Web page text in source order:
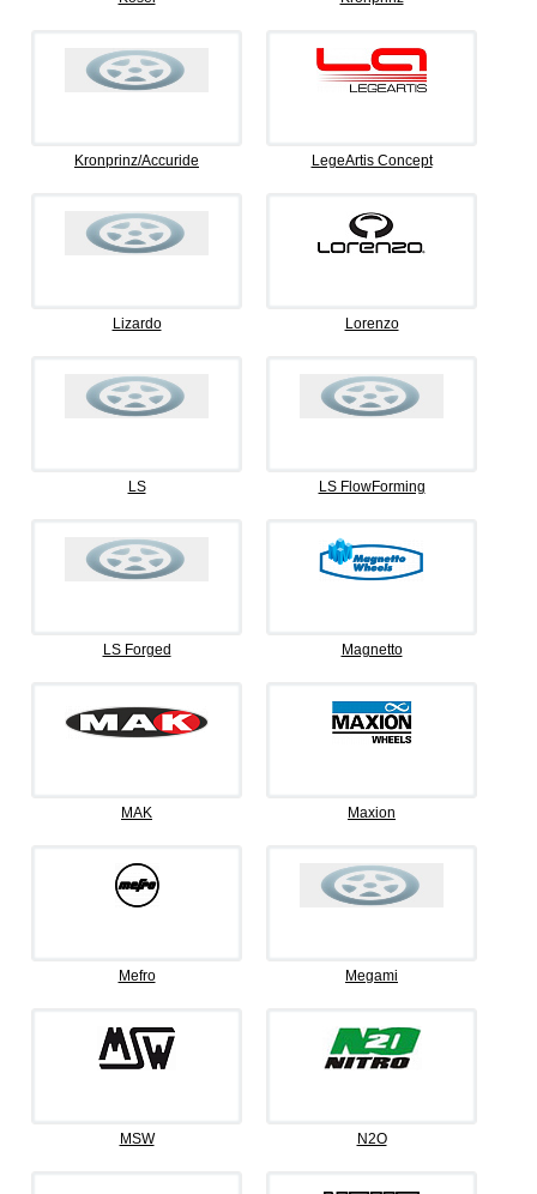
Kronprinz/Accuride LegeArtis Concept
Lizardo Lorenzo
LS LS FlowForming
LS Forged Magnetto
MAK Maxion
Mefro Megami
MSW N2O